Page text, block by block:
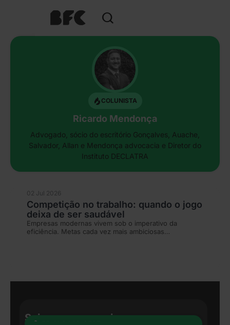
COLUNISTA
Ricardo Mendonça
Advogado, sócio do escritório Gonçalves, Auache,
Salvador, Allan e Mendonça advocacia e Diretor do
Instituto DECLATRA
02 Jul 2026
Competição no trabalho: quando o jogo
deixa de ser saudável
Empresas modernas vivem sob o imperativo da
eficiência. Metas cada vez mais ambiciosas…
Seja nosso parceiro: